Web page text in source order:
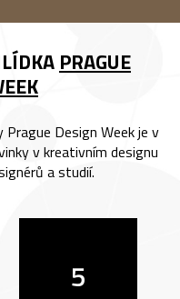
PRAGUE
Design Week je v
v kreativním designu
a studií.
5